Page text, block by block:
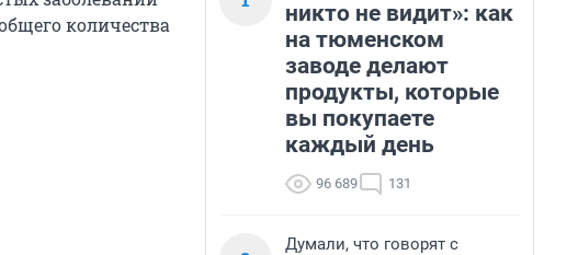
количества
никто не видит»: как
на тюменском
заводе делают
продукты, которые
вы покупаете
каждый день
96 689 131
Думали, что говорят с